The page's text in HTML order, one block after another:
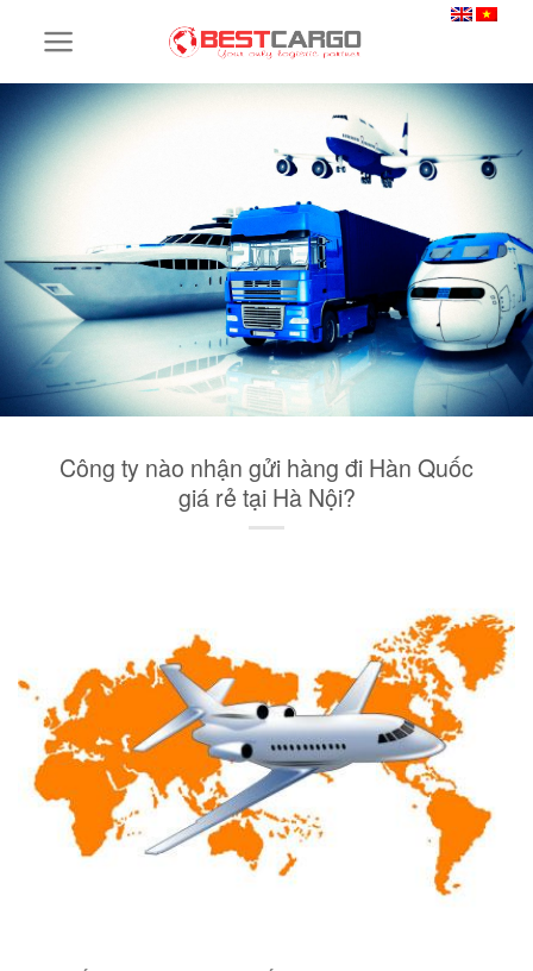
Công ty nào nhận gửi hàng đi Hàn Quốc
giá rẻ tại Hà Nội?